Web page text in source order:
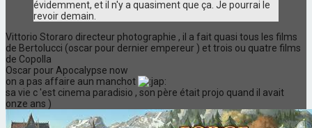
évidemment, et il n'y a quasiment que ça. Je pourrai le
revoir demain.
Vittorio Storaro directeur photographie , il a fait quasi tous les films
de Bertolucci (oscar pour dernier empereur ) et trois ou quatre films
de Copolla
Oscar pour Apocalypse now
on a pas affaire aun manchot
sa vie c 'est cinema paradisio , son père était projo quand il avait
onze ans )